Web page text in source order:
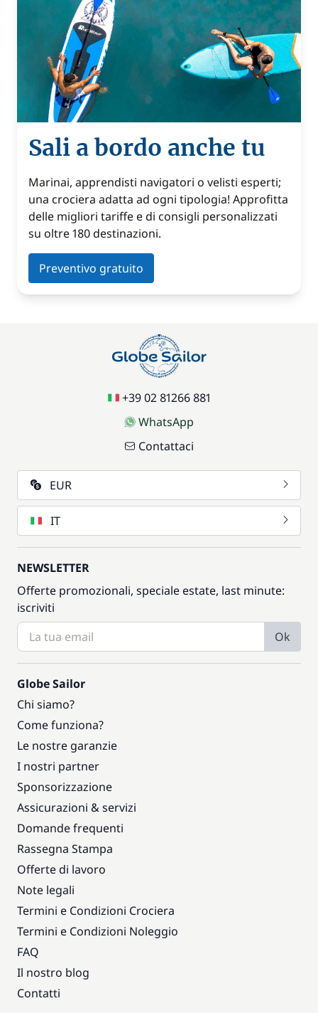
Sali a bordo anche tu
Marinai, apprendisti navigatori o velisti esperti;
una crociera adatta ad ogni tipologia! Approfitta
delle migliori tariffe e di consigli personalizzati
su oltre 180 destinazioni.
Preventivo gratuito
+39 02 81266 881
WhatsApp
Contattaci
EUR
IT
NEWSLETTER
Offerte promozionali, speciale estate, last minute:
iscriviti
Ok
Globe Sailor
Chi siamo?
Come funziona?
Le nostre garanzie
I nostri partner
Sponsorizzazione
Assicurazioni & servizi
Domande frequenti
Rassegna Stampa
Offerte di lavoro
Note legali
Termini e Condizioni Crociera
Termini e Condizioni Noleggio
FAQ
Il nostro blog
Contatti